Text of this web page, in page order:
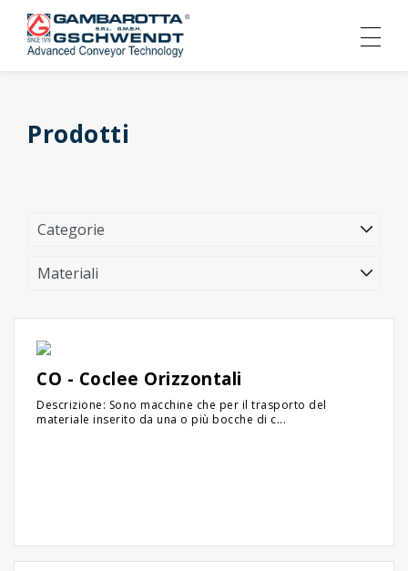
Prodotti
CO - Coclee Orizzontali
Descrizione: Sono macchine che per il trasporto del
materiale inserito da una o più bocche di c...